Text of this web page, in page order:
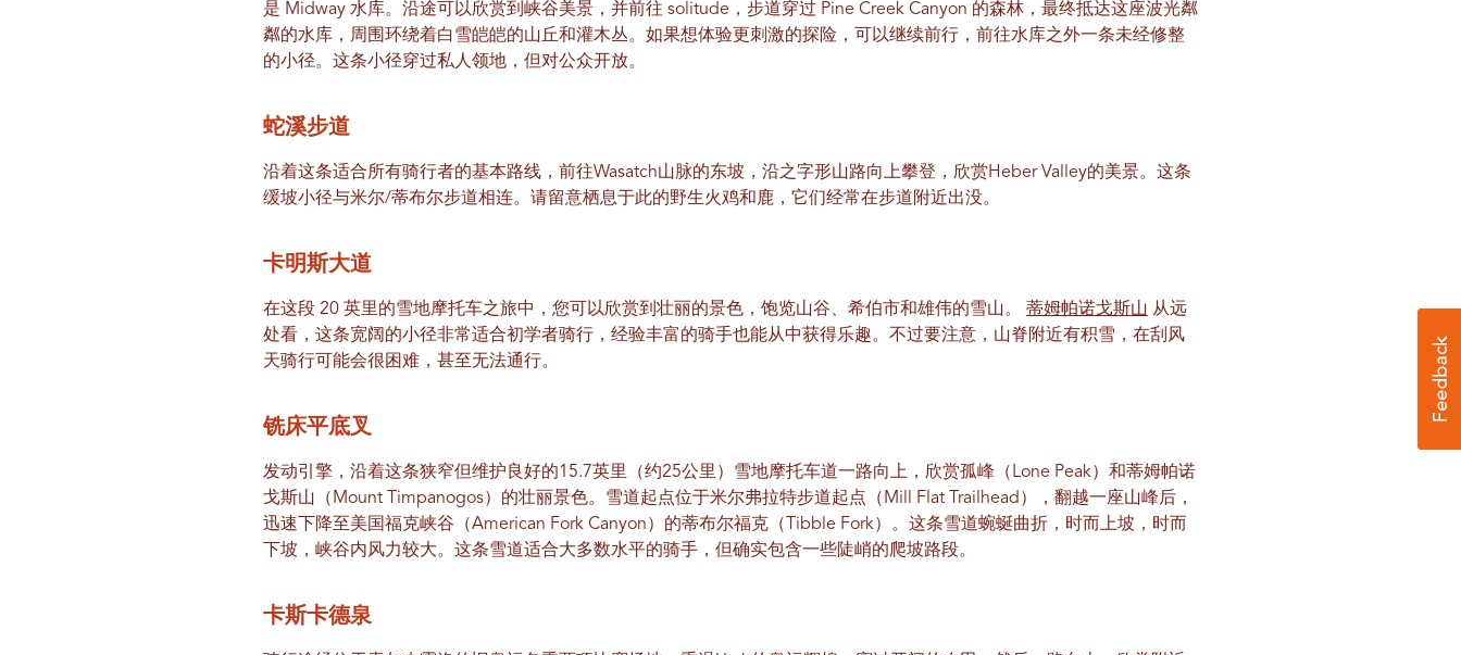
是 Midway 水库。沿途可以欣赏到峡谷美景，并前往 solitude，步道穿过 Pine Creek Canyon 的森林，最终抵达这座波光粼
粼的水库，周围环绕着白雪皑皑的山丘和灌木丛。如果想体验更刺激的探险，可以继续前行，前往水库之外一条未经修整
的小径。这条小径穿过私人领地，但对公众开放。
蛇溪步道
沿着这条适合所有骑行者的基本路线，前往Wasatch山脉的东坡，沿之字形山路向上攀登，欣赏Heber Valley的美景。这条
缓坡小径与米尔/蒂布尔步道相连。请留意栖息于此的野生火鸡和鹿，它们经常在步道附近出没。
卡明斯大道
在这段 20 英里的雪地摩托车之旅中，您可以欣赏到壮丽的景色，饱览山谷、希伯市和雄伟的雪山。 蒂姆帕诺戈斯山 从远
处看，这条宽阔的小径非常适合初学者骑行，经验丰富的骑手也能从中获得乐趣。不过要注意，山脊附近有积雪，在刮风
天骑行可能会很困难，甚至无法通行。
铣床平底叉
发动引擎，沿着这条狭窄但维护良好的15.7英里（约25公里）雪地摩托车道一路向上，欣赏孤峰（Lone Peak）和蒂姆帕诺
戈斯山（Mount Timpanogos）的壮丽景色。雪道起点位于米尔弗拉特步道起点（Mill Flat Trailhead），翻越一座山峰后，
迅速下降至美国福克峡谷（American Fork Canyon）的蒂布尔福克（Tibble Fork）。这条雪道蜿蜒曲折，时而上坡，时而
下坡，峡谷内风力较大。这条雪道适合大多数水平的骑手，但确实包含一些陡峭的爬坡路段。
卡斯卡德泉